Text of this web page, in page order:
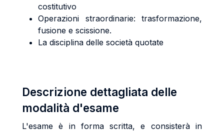
costitutivo
Operazioni straordinarie: trasformazione,
fusione e scissione.
La disciplina delle società quotate
Descrizione dettagliata delle
modalità d'esame
L'esame è in forma scritta, e consisterà in